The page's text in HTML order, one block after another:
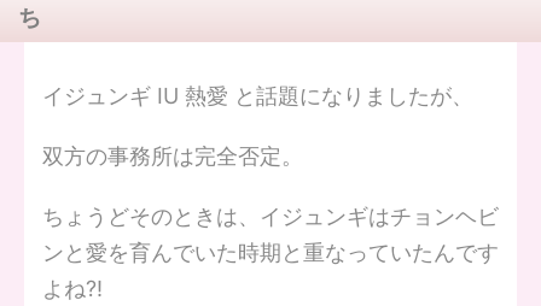
ち
イジュンギ IU 熱愛 と話題になりましたが、
双方の事務所は完全否定。
ちょうどそのときは、イジュンギはチョンヘビ
ンと愛を育んでいた時期と重なっていたんです
よね?!